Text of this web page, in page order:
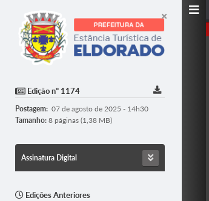
Edição nº 1174
Postagem: 07 de agosto de 2025 - 14h30
Tamanho: 8 páginas (1,38 MB)
Assinatura Digital
Edições Anteriores